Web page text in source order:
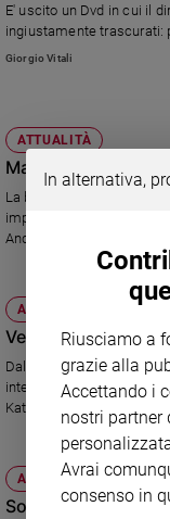
valori
Diritti
Aziende
di
valore
settimana
Migranti
e
inclusione
Costume
Cultura
e
spettacoli
E' uscito un Dvd in cui il
ingiustamente trascurati:
Giorgio Vitali
ATTUALITÀ
Marciana, tempio
La biblioteca veneziana
importanti al mondo. Che
Andrea Bracchetti.
ATTUALITÀ
Verona, capitale
Dal 19 al 22 aprile
intende avvicinare i
Katia Ricciarelli madrina
ATTUALITÀ
Sony rilancia con
In alternativa,
Riusciamo a
grazie alla
Accettando i
nostri partner
Avrai
consenso in